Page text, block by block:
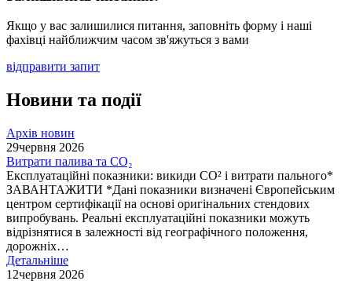
Якщо у вас залишилися питання, заповніть форму і наші
фахівці найближчим часом зв'яжуться з вами
відправити запит
Новини та події
Архів новин
29червня 2026
Витрати палива та CO₂
Експлуатаційні показники: викиди СО² і витрати пального*
ЗАВАНТАЖИТИ *Дані показники визначені Європейським
центром сертифікації на основі оригінальних стендових
випробувань. Реальні експлуатаційні показники можуть
відрізнятися в залежності від географічного положення,
дорожніх…
Детальніше
12червня 2026